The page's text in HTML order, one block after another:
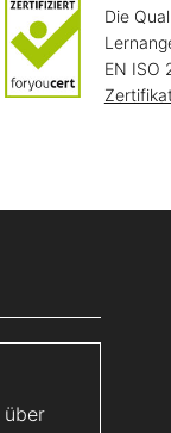
Die
EN ISO
über